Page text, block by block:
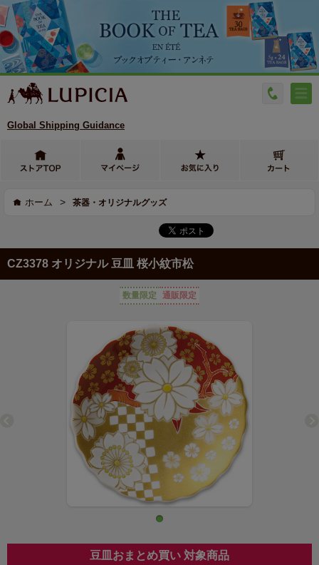
Global Shipping Guidance
ホーム > 茶器・オリジナルグッズ
CZ3378 オリジナル 豆皿 桜小紋市松
数量限定 通販限定
豆皿おまとめ買い 対象商品